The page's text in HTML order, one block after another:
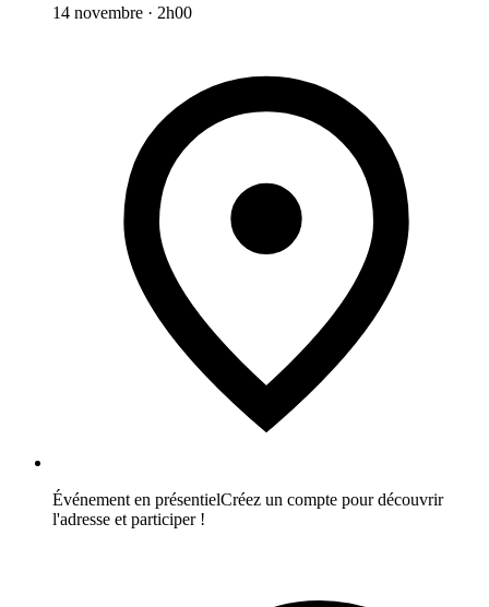
14 novembre · 2h00
Événement en présentielCréez un compte pour découvrir
l'adresse et participer !